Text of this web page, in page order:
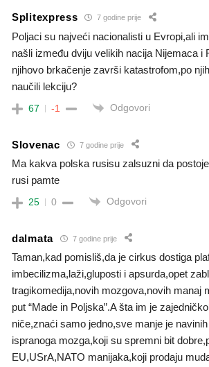
Splitexpress 7 godine prije
Poljaci su najveći nacionalisti u Evropi,ali
našli između dviju velikih nacija Nijemaca i
njihovo brkačenje završi katastrofom,po
naučili lekciju?
67 -1 Odgovori
Slovenac 7 godine prije
Ma kakva polska rusisu zalsuzni da
rusi pamte
25 0 Odgovori
dalmata 7 godine prije
Taman,kad pomisliš,da je cirkus dostiga
imbecilizma,laži,gluposti i apsurda,opet
tragikomedija,novih mozgova,novih manaj
put “Made in Poljska”.A šta im je
niče,znaći samo jedno,sve manje je
ispranoga mozga,koji su spremni bit
EU,USrA,NATO manijaka,koji prodaju